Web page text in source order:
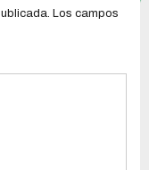
Los campos